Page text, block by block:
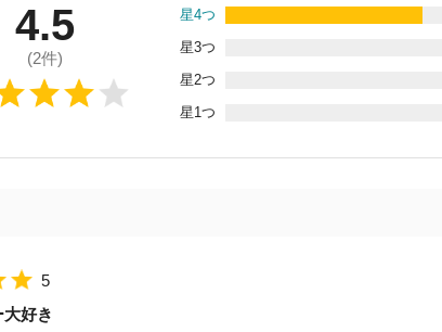
4.5
(2件)
星4つ
星3つ
星2つ
星1つ
5
好き